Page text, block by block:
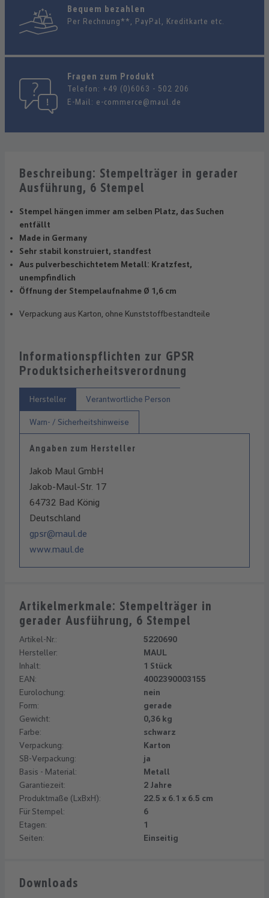
Bequem bezahlen
Per Rechnung**, PayPal, Kreditkarte etc.
Fragen zum Produkt
Telefon: +49 (0)6063 - 502 206
E-Mail: e-commerce@maul.de
Beschreibung: Stempelträger in gerader
Ausführung, 6 Stempel
Stempel hängen immer am selben Platz, das Suchen
entfällt
Made in Germany
Sehr stabil konstruiert, standfest
Aus pulverbeschichtetem Metall: Kratzfest,
unempfindlich
Öffnung der Stempelaufnahme Ø 1,6 cm
Verpackung aus Karton, ohne Kunststoffbestandteile
Informationspflichten zur GPSR
Produktsicherheitsverordnung
Hersteller Verantwortliche Person
Warn- / Sicherheitshinweise
Angaben zum Hersteller
Jakob Maul GmbH
Jakob-Maul-Str. 17
64732 Bad König
Deutschland
gpsr@maul.de
www.maul.de
Artikelmerkmale: Stempelträger in
gerader Ausführung, 6 Stempel
Artikel-Nr.:
5220690
Hersteller:
MAUL
Inhalt:
1 Stück
EAN:
4002390003155
Eurolochung:
nein
Form:
gerade
Gewicht:
0,36 kg
Farbe:
schwarz
Verpackung:
Karton
SB-Verpackung:
ja
Basis - Material:
Metall
Garantiezeit:
2 Jahre
Produktmaße (LxBxH):
22.5 x 6.1 x 6.5 cm
Für Stempel:
6
Etagen:
1
Seiten:
Einseitig
Downloads